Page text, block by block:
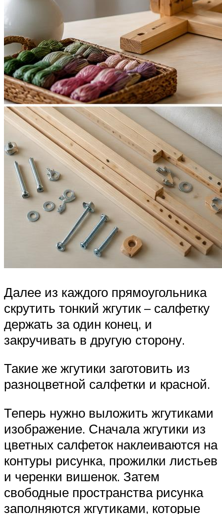
Далее из каждого прямоугольника
скрутить тонкий жгутик – салфетку
держать за один конец, и
закручивать в другую сторону.
Такие же жгутики заготовить из
разноцветной салфетки и красной.
Теперь нужно выложить жгутиками
изображение. Сначала жгутики из
цветных салфеток наклеиваются на
контуры рисунка, прожилки листьев
и черенки вишенок. Затем
свободные пространства рисунка
заполняются жгутиками, которые